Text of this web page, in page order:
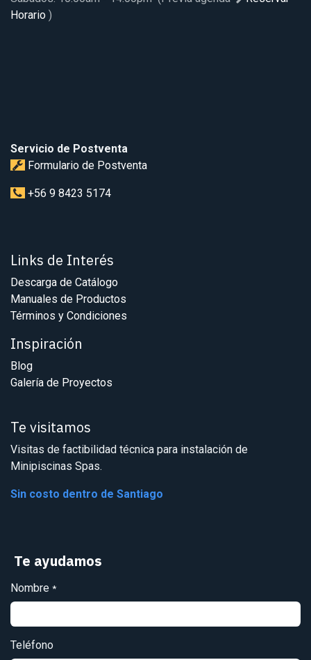
Horario )
Servicio de Postventa
Formulario de Postventa
+56 9 8423 5174
Links de Interés
Descarga de Catálogo
Manuales de Productos
Términos y Condiciones
Inspiración
Blog
Galería de Proyectos
Te visitamos
Visitas de factibilidad técnica para instalación de
Minipiscinas Spas.
Sin costo dentro de Santiago
Te ayudamos
Nombre *
Teléfono